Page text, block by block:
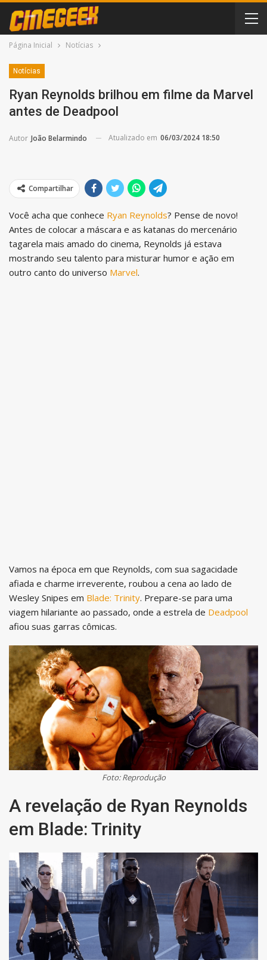
Página Inicial Notícias
Notícias
Ryan Reynolds brilhou em filme da Marvel
antes de Deadpool
Autor João Belarmindo Atualizado em 06/03/2024 18:50
Compartilhar
Você acha que conhece Ryan Reynolds? Pense de novo!
Antes de colocar a máscara e as katanas do mercenário
tagarela mais amado do cinema, Reynolds já estava
mostrando seu talento para misturar humor e ação em
outro canto do universo Marvel.
Vamos na época em que Reynolds, com sua sagacidade
afiada e charme irreverente, roubou a cena ao lado de
Wesley Snipes em Blade: Trinity. Prepare-se para uma
viagem hilariante ao passado, onde a estrela de Deadpool
afiou suas garras cômicas.
Foto: Reprodução
A revelação de Ryan Reynolds
em Blade: Trinity